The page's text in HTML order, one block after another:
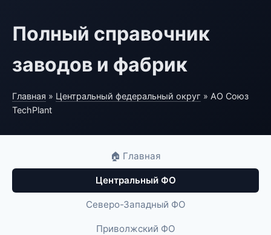
Полный справочник
заводов и фабрик
Главная » Центральный федеральный округ » АО Союз
TechPlant
🏠 Главная
Центральный ФО
Северо-Западный ФО
Приволжский ФО